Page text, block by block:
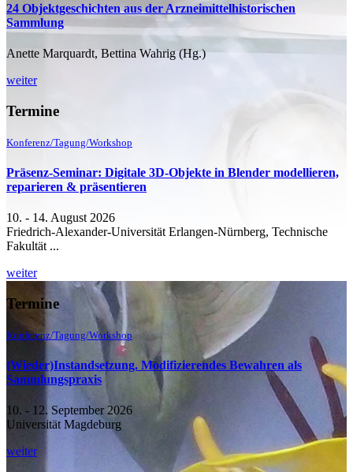
24 Objektgeschichten aus der Arzneimittelhistorischen
Sammlung
Anette Marquardt, Bettina Wahrig (Hg.)
weiter
Termine
Konferenz/Tagung/Workshop
Präsenz-Seminar: Digitale 3D-Objekte in Blender modellieren,
reparieren & präsentieren
10. - 14. August 2026
Friedrich-Alexander-Universität Erlangen-Nürnberg, Technische
Fakultät ...
weiter
Termine
Konferenz/Tagung/Workshop
(Wieder)Instandsetzung. Modifizierendes Bewahren als
Sammlungspraxis
10. - 12. September 2026
Universität Magdeburg
weiter